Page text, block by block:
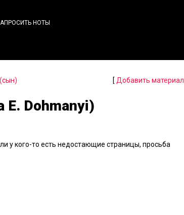
НОТЫ
[ Добавить материал
E. Dohmanyi)
у кого-то есть недостающие страницы, просьба